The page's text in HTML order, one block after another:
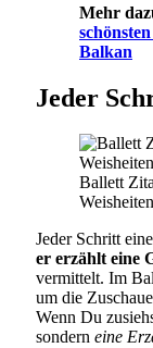
Mehr
Balkan
Jeder
Ballett
Jeder Schritt
er erzählt eine
vermittelt. Im
um die
Wenn Du
sondern eine